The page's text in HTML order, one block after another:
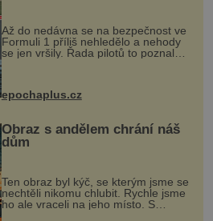
Až do nedávna se na bezpečnost ve
Formuli 1 příliš nehledělo a nehody
se jen vršily. Řada pilotů to poznala
na vlastní kůži, často s trvalými
následky nebo bohužel i ztrátou
života. Dnes nepochopiteln...
epochaplus.cz
Obraz s andělem chrání náš
dům
Ten obraz byl kýč, se kterým jsme se
nechtěli nikomu chlubit. Rychle jsme
ho ale vraceli na jeho místo. S
manželem Vaškem jsme si pořídili